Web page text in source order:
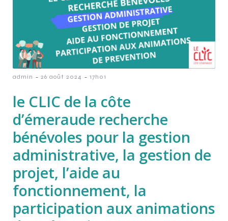
admin - 26 août 2024 - 17h01
le CLIC de la côte
d’émeraude recherche
bénévoles pour la gestion
administrative, la gestion de
projet, l’aide au
fonctionnement, la
participation aux animations